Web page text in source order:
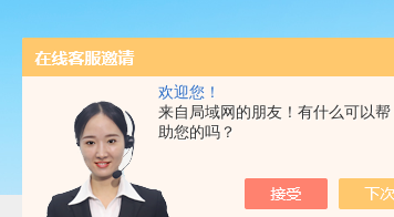
欢迎您！
来自局域网的朋友！有什么可以帮
助您的吗？